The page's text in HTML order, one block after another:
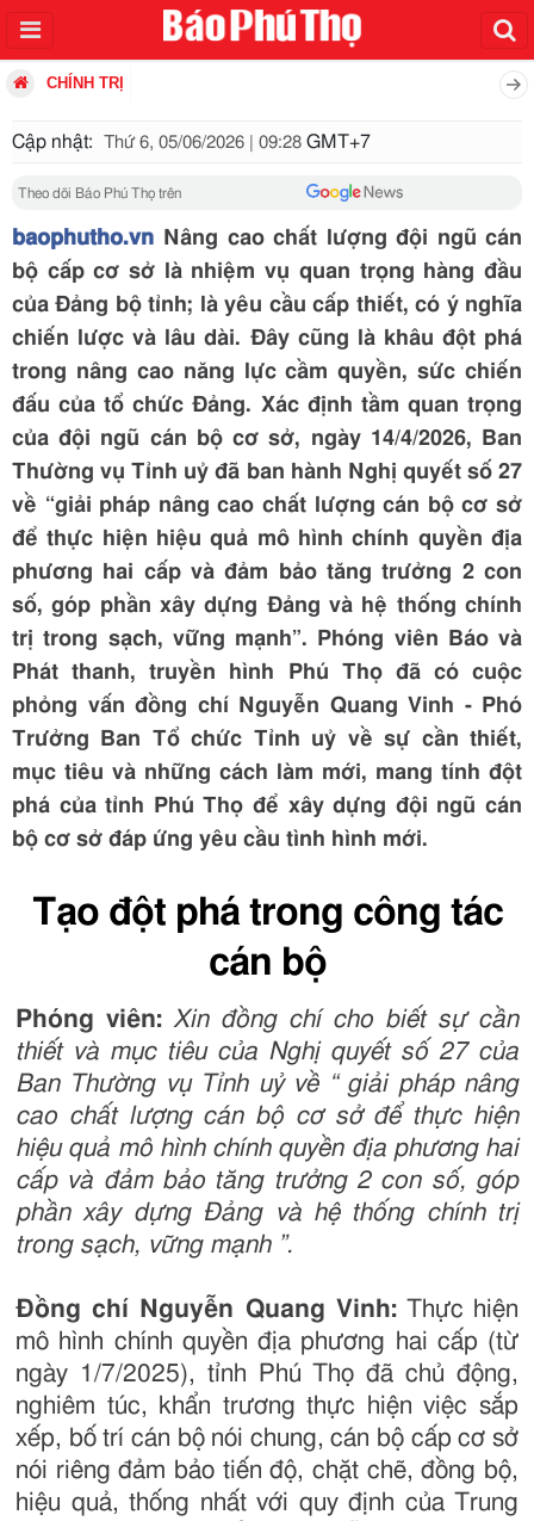
CHÍNH TRỊ
Cập nhật: Thứ 6, 05/06/2026 | 09:28 GMT+7
Theo dõi Báo Phú Thọ trên
baophutho.vn Nâng cao chất lượng đội ngũ cán
bộ cấp cơ sở là nhiệm vụ quan trọng hàng đầu
của Đảng bộ tỉnh; là yêu cầu cấp thiết, có ý nghĩa
chiến lược và lâu dài. Đây cũng là khâu đột phá
trong nâng cao năng lực cầm quyền, sức chiến
đấu của tổ chức Đảng. Xác định tầm quan trọng
của đội ngũ cán bộ cơ sở, ngày 14/4/2026, Ban
Thường vụ Tỉnh uỷ đã ban hành Nghị quyết số 27
về “giải pháp nâng cao chất lượng cán bộ cơ sở
để thực hiện hiệu quả mô hình chính quyền địa
phương hai cấp và đảm bảo tăng trưởng 2 con
số, góp phần xây dựng Đảng và hệ thống chính
trị trong sạch, vững mạnh”. Phóng viên Báo và
Phát thanh, truyền hình Phú Thọ đã có cuộc
phỏng vấn đồng chí Nguyễn Quang Vinh - Phó
Trưởng Ban Tổ chức Tỉnh uỷ về sự cần thiết,
mục tiêu và những cách làm mới, mang tính đột
phá của tỉnh Phú Thọ để xây dựng đội ngũ cán
bộ cơ sở đáp ứng yêu cầu tình hình mới.
Tạo đột phá trong công tác
cán bộ
Phóng viên: Xin đồng chí cho biết sự cần
thiết và mục tiêu của Nghị quyết số 27 của
Ban Thường vụ Tỉnh uỷ về “ giải pháp nâng
cao chất lượng cán bộ cơ sở để thực hiện
hiệu quả mô hình chính quyền địa phương hai
cấp và đảm bảo tăng trưởng 2 con số, góp
phần xây dựng Đảng và hệ thống chính trị
trong sạch, vững mạnh ”.
Đồng chí Nguyễn Quang Vinh:Thực hiện
mô hình chính quyền địa phương hai cấp (từ
ngày 1/7/2025), tỉnh Phú Thọ đã chủ động,
nghiêm túc, khẩn trương thực hiện việc sắp
xếp, bố trí cán bộ nói chung, cán bộ cấp cơ sở
nói riêng đảm bảo tiến độ, chặt chẽ, đồng bộ,
hiệu quả, thống nhất với quy định của Trung